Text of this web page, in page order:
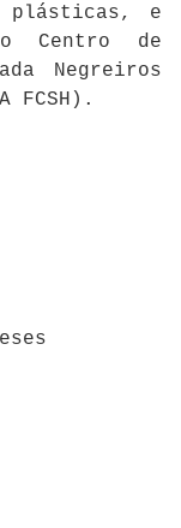
plásticas, e
Centro de
Negreiros
FCSH).